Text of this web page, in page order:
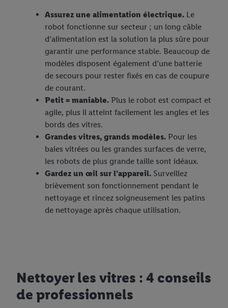
Assurez une alimentation électrique. Le
robot fonctionne sur secteur ; un long câble
d’alimentation est la solution la plus sûre pour
garantir une performance stable. Beaucoup de
modèles disposent également d’une batterie
de secours pour rester fixés en cas de coupure
de courant.
Petit = maniable. Plus le robot est compact et
agile, plus il atteint facilement les angles et les
bords des vitres.
Grandes vitres, grands modèles. Pour les
baies vitrées ou les grandes surfaces de verre,
les robots de plus grande taille sont idéaux.
Gardez un œil sur l’appareil. Surveillez
brièvement son fonctionnement pendant le
nettoyage et rincez soigneusement les patins
de nettoyage après chaque utilisation.
Nettoyer les vitres : 4 conseils
de professionnels